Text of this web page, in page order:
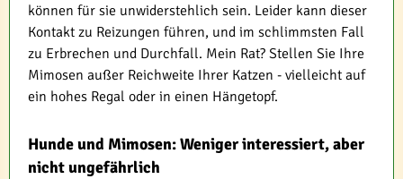
können für sie unwiderstehlich sein. Leider kann dieser
Kontakt zu Reizungen führen, und im schlimmsten Fall
zu Erbrechen und Durchfall. Mein Rat? Stellen Sie Ihre
Mimosen außer Reichweite Ihrer Katzen - vielleicht auf
ein hohes Regal oder in einen Hängetopf.
Hunde und Mimosen: Weniger interessiert, aber
nicht ungefährlich